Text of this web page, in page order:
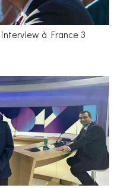
à France 3